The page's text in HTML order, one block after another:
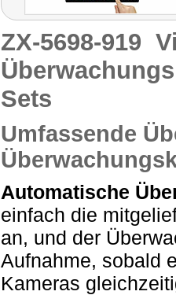
ZX-5698-919
Sets
Umfassende
Automatische
einfach die
an, und der
Aufnahme, sobald
Kameras